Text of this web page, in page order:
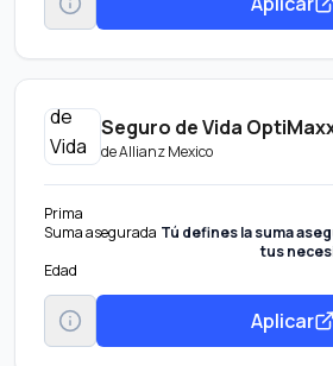
Seguro de Vida
deAllianz Mexico
Prima
Suma asegurada Tú defines la suma
tus
Edad
Aplicar